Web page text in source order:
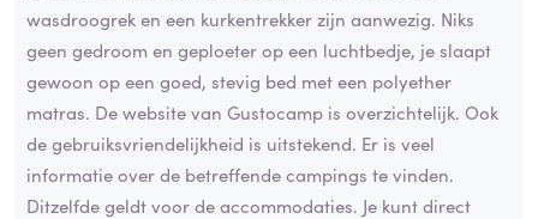
wasdroogrek en een kurkentrekker zijn aanwezig. Niks
geen gedroom en geploeter op een luchtbedje, je slaapt
gewoon op een goed, stevig bed met een polyether
matras. De website van Gustocamp is overzichtelijk. Ook
de gebruiksvriendelijkheid is uitstekend. Er is veel
informatie over de betreffende campings te vinden.
Ditzelfde geldt voor de accommodaties. Je kunt direct